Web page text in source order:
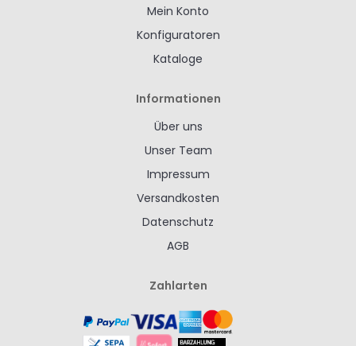
Mein Konto
Konfiguratoren
Kataloge
Informationen
Über uns
Unser Team
Impressum
Versandkosten
Datenschutz
AGB
Zahlarten